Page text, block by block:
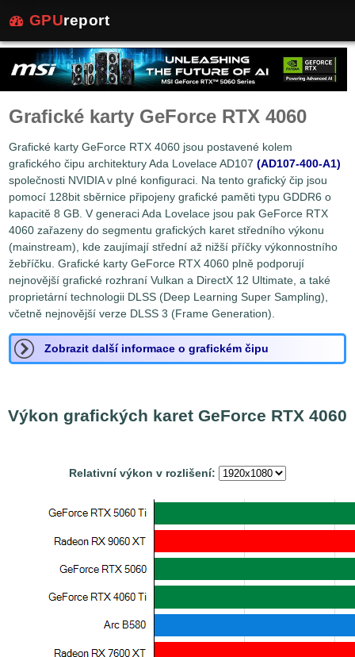
GPUreport
Grafické karty GeForce RTX 4060
Grafické karty GeForce RTX 4060 jsou postavené kolem
grafického čipu architektury Ada Lovelace AD107 (AD107-400-A1)
společnosti NVIDIA v plné konfiguraci. Na tento grafický čip jsou
pomocí 128bit sběrnice připojeny grafické paměti typu GDDR6 o
kapacitě 8 GB. V generaci Ada Lovelace jsou pak GeForce RTX
4060 zařazeny do segmentu grafických karet středního výkonu
(mainstream), kde zaujímají střední až nižší příčky výkonnostního
žebříčku. Grafické karty GeForce RTX 4060 plně podporují
nejnovější grafické rozhraní Vulkan a DirectX 12 Ultimate, a také
proprietární technologii DLSS (Deep Learning Super Sampling),
včetně nejnovější verze DLSS 3 (Frame Generation).
Zobrazit další informace o grafickém čipu
Výkon grafických karet GeForce RTX 4060
Relativní výkon v rozlišení: